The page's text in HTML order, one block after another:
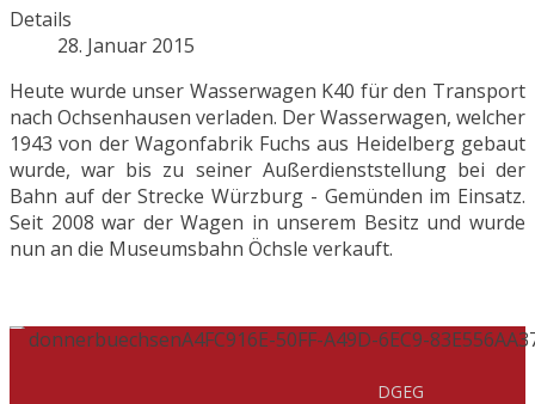
Details
28. Januar 2015
Heute wurde unser Wasserwagen K40 für den Transport
nach Ochsenhausen verladen. Der Wasserwagen, welcher
1943 von der Wagonfabrik Fuchs aus Heidelberg gebaut
wurde, war bis zu seiner Außerdienststellung bei der
Bahn auf der Strecke Würzburg - Gemünden im Einsatz.
Seit 2008 war der Wagen in unserem Besitz und wurde
nun an die Museumsbahn Öchsle verkauft.
DGEG